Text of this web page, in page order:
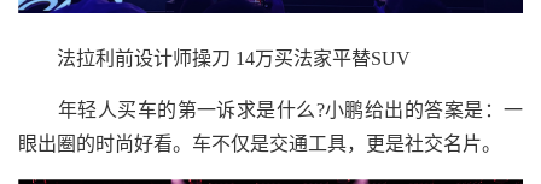
法拉利前设计师操刀 14万买法家平替SUV
年轻人买车的第一诉求是什么?小鹏给出的答案是：一
眼出圈的时尚好看。车不仅是交通工具，更是社交名片。